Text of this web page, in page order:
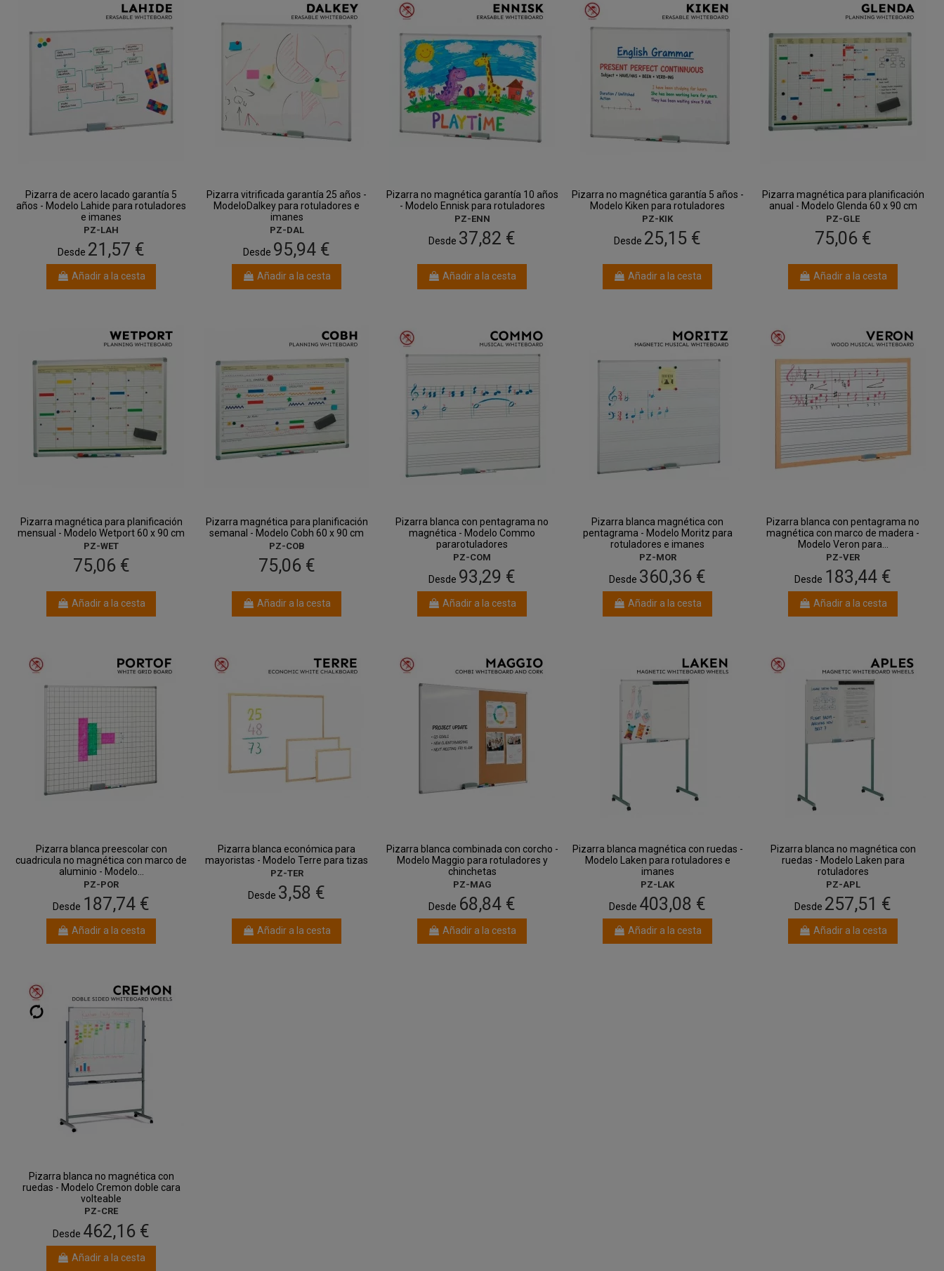
Pizarra de acero lacado garantía 5
años - Modelo Lahide para rotuladores
e imanes
PZ-LAH
Desde 21,57 €
Añadir a la cesta
Pizarra vitrificada garantía 25 años -
ModeloDalkey para rotuladores e
imanes
PZ-DAL
Desde 95,94 €
Añadir a la cesta
Pizarra no magnética garantía 10 años
- Modelo Ennisk para rotuladores
PZ-ENN
Desde 37,82 €
Añadir a la cesta
Pizarra no magnética garantía 5 años -
Modelo Kiken para rotuladores
PZ-KIK
Desde 25,15 €
Añadir a la cesta
Pizarra magnética para planificación
anual - Modelo Glenda 60 x 90 cm
PZ-GLE
75,06 €
Añadir a la cesta
Pizarra magnética para planificación
mensual - Modelo Wetport 60 x 90 cm
PZ-WET
75,06 €
Añadir a la cesta
Pizarra magnética para planificación
semanal - Modelo Cobh 60 x 90 cm
PZ-COB
75,06 €
Añadir a la cesta
Pizarra blanca con pentagrama no
magnética - Modelo Commo
pararotuladores
PZ-COM
Desde 93,29 €
Añadir a la cesta
Pizarra blanca magnética con
pentagrama - Modelo Moritz para
rotuladores e imanes
PZ-MOR
Desde 360,36 €
Añadir a la cesta
Pizarra blanca con pentagrama no
magnética con marco de madera -
Modelo Veron para...
PZ-VER
Desde 183,44 €
Añadir a la cesta
Pizarra blanca preescolar con
cuadricula no magnética con marco de
aluminio - Modelo...
PZ-POR
Desde 187,74 €
Añadir a la cesta
Pizarra blanca económica para
mayoristas - Modelo Terre para tizas
PZ-TER
Desde 3,58 €
Añadir a la cesta
Pizarra blanca combinada con corcho -
Modelo Maggio para rotuladores y
chinchetas
PZ-MAG
Desde 68,84 €
Añadir a la cesta
Pizarra blanca magnética con ruedas -
Modelo Laken para rotuladores e
imanes
PZ-LAK
Desde 403,08 €
Añadir a la cesta
Pizarra blanca no magnética con
ruedas - Modelo Laken para
rotuladores
PZ-APL
Desde 257,51 €
Añadir a la cesta
Pizarra blanca no magnética con
ruedas - Modelo Cremon doble cara
volteable
PZ-CRE
Desde 462,16 €
Añadir a la cesta